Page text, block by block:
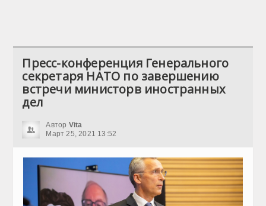
Пресс-конференция Генерального
секретаря НАТО по завершению
встречи министорв иностранных
дел
Автор Vita
Март 25, 2021 13:52